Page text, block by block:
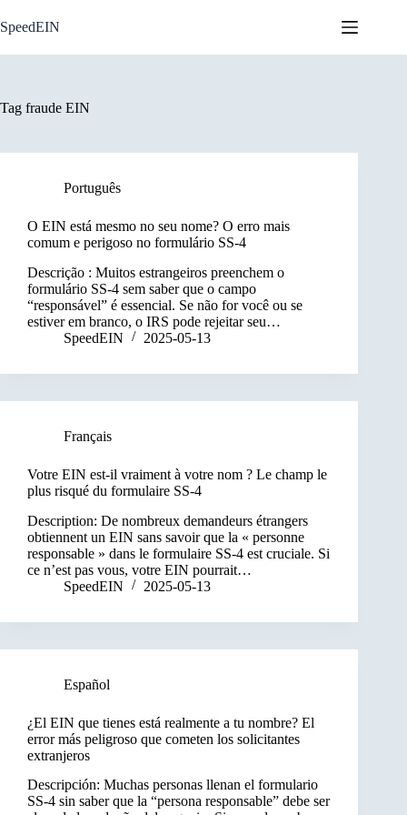
to
content
SpeedEIN
Tag fraude EIN
Português
O EIN está mesmo no seu nome? O erro mais
comum e perigoso no formulário SS-4
Descrição : Muitos estrangeiros preenchem o
formulário SS-4 sem saber que o campo
“responsável” é essencial. Se não for você ou se
estiver em branco, o IRS pode rejeitar seu…
SpeedEIN
2025-05-13
Français
Votre EIN est-il vraiment à votre nom ? Le champ le
plus risqué du formulaire SS-4
Description: De nombreux demandeurs étrangers
obtiennent un EIN sans savoir que la « personne
responsable » dans le formulaire SS-4 est cruciale. Si
ce n’est pas vous, votre EIN pourrait…
SpeedEIN
2025-05-13
Español
¿El EIN que tienes está realmente a tu nombre? El
error más peligroso que cometen los solicitantes
extranjeros
Descripción: Muchas personas llenan el formulario
SS-4 sin saber que la “persona responsable” debe ser